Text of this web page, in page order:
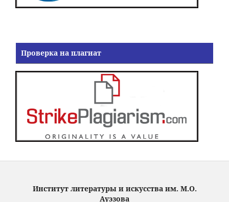
Проверка на плагиат
Институт литературы и искусства им. М.О.
Ауэзова